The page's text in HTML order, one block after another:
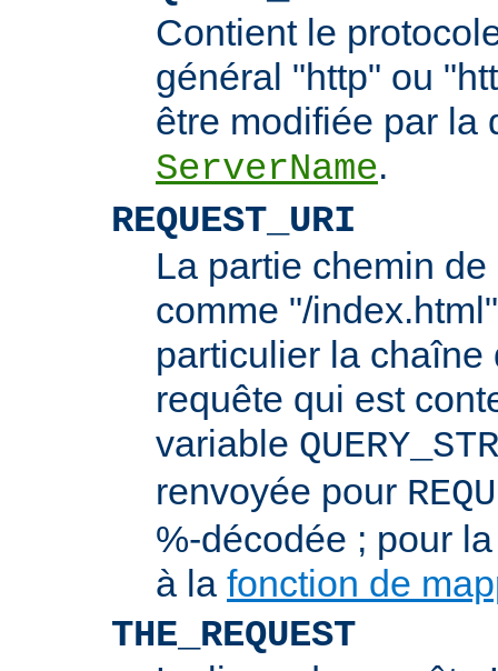
Contient le
général "http" ou
être modifiée par la
ServerName.
REQUEST_URI
La partie chemin
comme "/
particulier la chaîne
requête qui est
variable
renvoyée pour
%-décodée ; pour
à la fonction de
THE_REQUEST